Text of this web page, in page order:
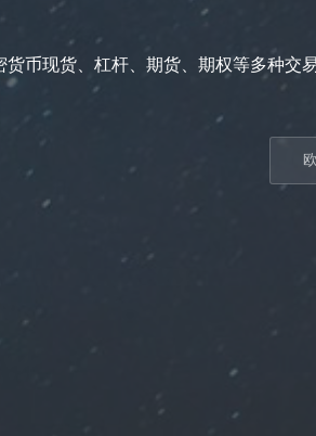
货币现货、杠杆、期货、期权等多种